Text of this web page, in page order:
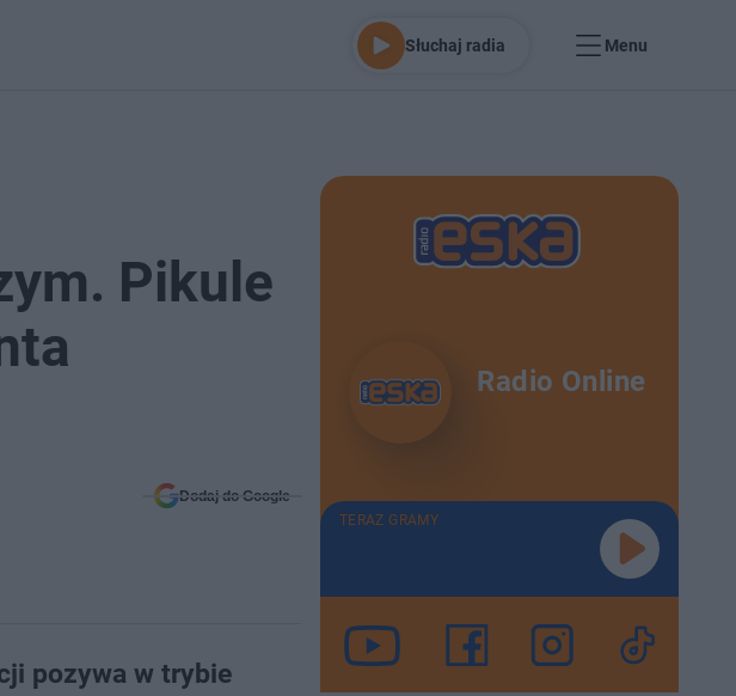
Słuchaj radia Menu
Pikule
Dodaj do Google
pozywa w trybie
Radio Online
TERAZ GRAMY